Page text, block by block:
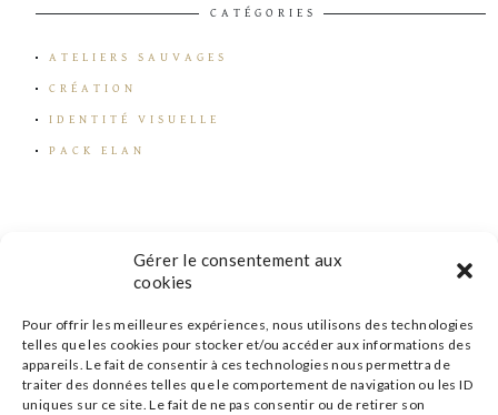
Gérer le consentement aux
cookies
Pour offrir les meilleures expériences, nous utilisons des technologies
telles que les cookies pour stocker et/ou accéder aux informations des
appareils. Le fait de consentir à ces technologies nous permettra de
traiter des données telles que le comportement de navigation ou les ID
uniques sur ce site. Le fait de ne pas consentir ou de retirer son
CATÉGORIES
ATELIERS SAUVAGES
CRÉATION
IDENTITÉ VISUELLE
PACK ELAN